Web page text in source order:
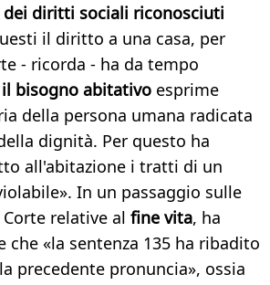
dei diritti sociali riconosciuti
il diritto a una casa, per
- ricorda - ha da tempo
il bisogno abitativo esprime
della persona umana radicata
dignità. Per questo ha
all'abitazione i tratti di un
In un passaggio sulle
relative al fine vita, ha
che «la sentenza 135 ha ribadito
precedente pronuncia», ossia